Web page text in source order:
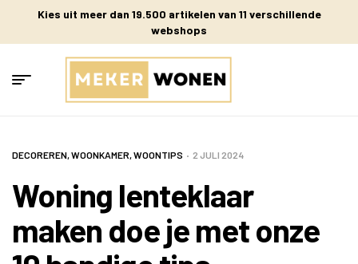
Kies uit meer dan 19.500 artikelen van 11 verschillende
webshops
DECOREREN,WOONKAMER,WOONTIPS 2 JULI 2024
Woning lenteklaar
maken doe je met onze